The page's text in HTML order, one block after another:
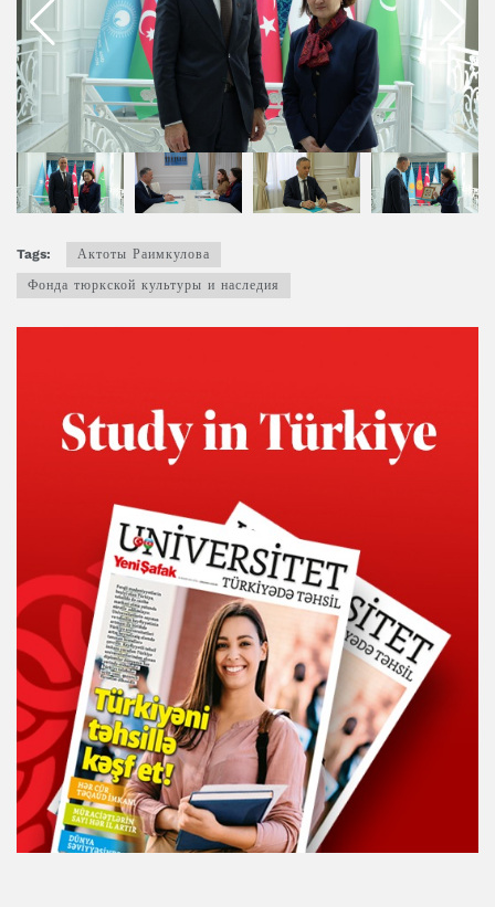
Tags:
Актоты Раимкулова
Фонда тюркской культуры и наследия